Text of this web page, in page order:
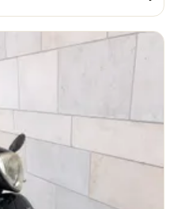
remorque bagagère,
d'une solution pratique,
pour répondre à tous ses